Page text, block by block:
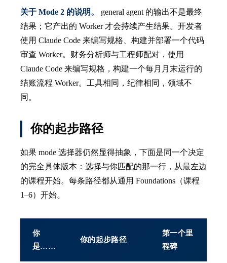
关于 Mode 2 的说明。
general agent 的输出不是最终
结果；它产出的 Worker 才会持续产生结果。开发者
使用 Claude Code 来编写规格、构建并部署一个代码
审查 Worker。财务分析师与工程师配对，使用
Claude Code 来编写规格，构建一个每月月末运行的
结账流程 Worker。工具相同，纪律相同，领域不
同。
你的起步路径
如果 mode 选择器仍然显得抽象，下面是同一个决定
的完全具体版本：选择与你匹配的那一行，从最左边
的课程开始。每条路径都从通用 Foundations（课程
1–6）开始。
你
是……
你的起步路径
第一个里
程碑